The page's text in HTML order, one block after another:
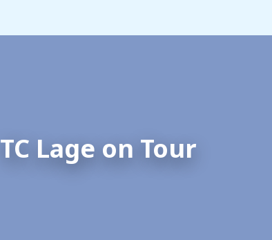
TC Lage on Tour